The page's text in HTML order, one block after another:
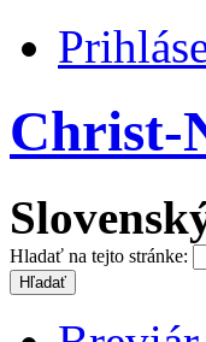
Christ-
Hladať na tejto stránke: